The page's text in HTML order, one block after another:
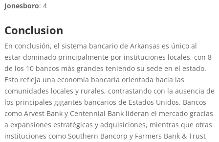
Jonesboro: 4
Conclusion
En conclusión, el sistema bancario de Arkansas es único al
estar dominado principalmente por instituciones locales, con 8
de los 10 bancos más grandes teniendo su sede en el estado.
Esto refleja una economía bancaria orientada hacia las
comunidades locales y rurales, contrastando con la ausencia de
los principales gigantes bancarios de Estados Unidos. Bancos
como Arvest Bank y Centennial Bank lideran el mercado gracias
a expansiones estratégicas y adquisiciones, mientras que otras
instituciones como Southern Bancorp y Farmers Bank & Trust